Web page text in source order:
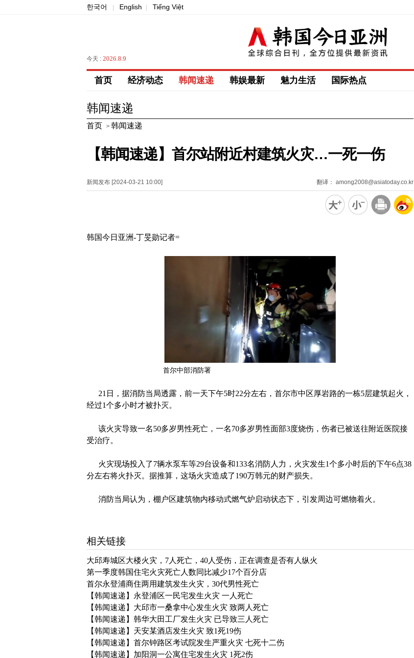
한국어 English Tiếng Việt
今天 : 2026.8.9
首页 经济动态 韩闻速递 韩娱最新 魅力生活 国际热点
韩闻速递
首页 > 韩闻速递
【韩闻速递】首尔站附近村建筑火灾…一死一伤
新闻发布 [2024-03-21 10:00] 翻译： among2008@asiatoday.co.kr
韩国今日亚洲-丁旻勋记者=
首尔中部消防署
21日，据消防当局透露，前一天下午5时22分左右，首尔市中区厚岩路的一栋5层建筑起火，
经过1个多小时才被扑灭。
该火灾导致一名50多岁男性死亡，一名70多岁男性面部3度烧伤，伤者已被送往附近医院接
受治疗。
火灾现场投入了7辆水泵车等29台设备和133名消防人力，火灾发生1个多小时后的下午6点38
分左右将火扑灭。据推算，这场火灾造成了190万韩元的财产损失。
消防当局认为，棚户区建筑物内移动式燃气炉启动状态下，引发周边可燃物着火。
相关链接
大邱寿城区大楼火灾，7人死亡，40人受伤，正在调查是否有人纵火
第一季度韩国住宅火灾死亡人数同比减少17个百分店
首尔永登浦商住两用建筑发生火灾，30代男性死亡
【韩闻速递】永登浦区一民宅发生火灾 一人死亡
【韩闻速递】大邱市一桑拿中心发生火灾 致两人死亡
【韩闻速递】韩华大田工厂发生火灾 已导致三人死亡
【韩闻速递】天安某酒店发生火灾 致1死19伤
【韩闻速递】首尔钟路区考试院发生严重火灾 七死十二伤
【韩闻速递】加阳洞一公寓住宅发生火灾 1死2伤